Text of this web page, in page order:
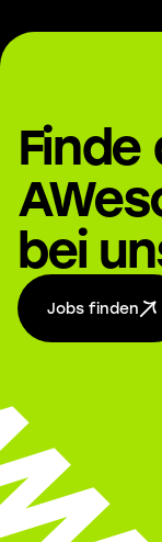
Finde
bei
Jobs finden